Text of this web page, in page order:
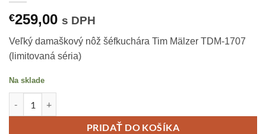
€259,00 s DPH
Veľký damaškový nôž šéfkuchára Tim Mälzer TDM-1707
(limitovaná séria)
Na sklade
PRIDAŤ DO KOŠÍKA